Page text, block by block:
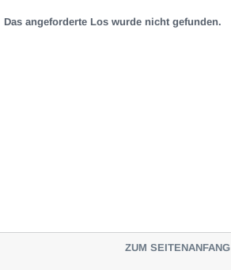
Das angeforderte Los wurde nicht gefunden.
ZUM SEITENANFANG